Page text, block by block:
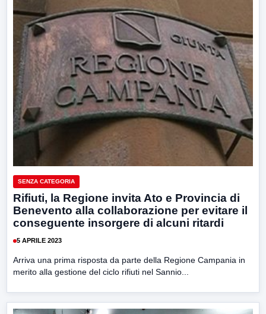
SENZA CATEGORIA
Rifiuti, la Regione invita Ato e Provincia di
Benevento alla collaborazione per evitare il
conseguente insorgere di alcuni ritardi
5 APRILE 2023
Arriva una prima risposta da parte della Regione Campania in
merito alla gestione del ciclo rifiuti nel Sannio...